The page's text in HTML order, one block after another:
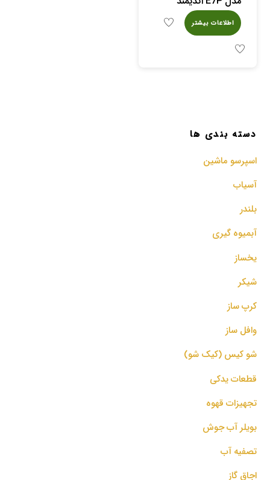
اطلاعات بیشتر
دسته بندی ها
اسپرسو‌ ماشین
آسیاب
بلندر
آبمیوه گیری
یخساز
شیکر
کرپ ساز
وافل ساز
شو کیس (کیک شو)
قطعات یدکی
تجهیزات قهوه
بویلر آب جوش
تصفیه آب
اجاق گاز